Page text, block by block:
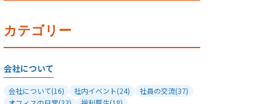
カテゴリー
会社について
会社について(16) 社内イベント(24) 社員の交流(37)